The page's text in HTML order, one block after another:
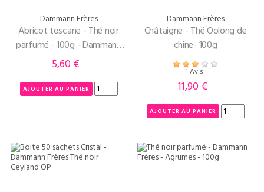
Dammann Frères
Abricot toscane - Thé noir
parfumé - 100g - Dammann
Frères
Prix
5,60 €
AJOUTER AU PANIER
Dammann Frères
Châtaigne - Thé Oolong de
chine- 100g
1 Avis
Prix
11,90 €
AJOUTER AU PANIER